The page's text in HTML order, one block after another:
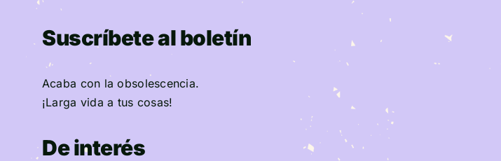
Suscríbete al boletín
Acaba con la obsolescencia.
¡Larga vida a tus cosas!
De interés